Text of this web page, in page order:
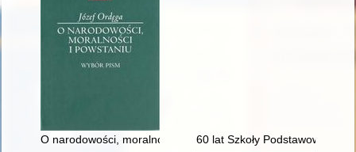
O narodowości, moralności i powstaniu : wybór pism
60 lat Szkoły Podstawowej nr